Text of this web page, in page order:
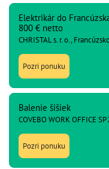
Elektrikár do
800 € netto
CHRISTAL s. r. o.,
Pozri ponuku
Balenie šišiek
COVEBO WORK OFFICE
Pozri ponuku